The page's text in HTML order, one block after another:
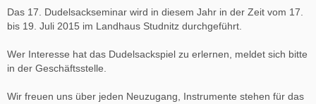
Das 17. Dudelsackseminar wird in diesem Jahr in der Zeit vom 17.
bis 19. Juli 2015 im Landhaus Studnitz durchgeführt.
Wer Interesse hat das Dudelsackspiel zu erlernen, meldet sich bitte
in der Geschäftsstelle.
Wir freuen uns über jeden Neuzugang, Instrumente stehen für das